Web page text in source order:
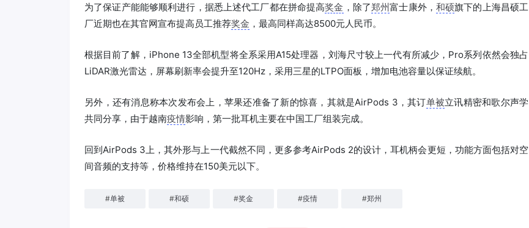
为了保证产能能够顺利进行，据悉上述代工厂都在拼命提高奖金 ，除了郑州富士康外， 和硕旗下的上海昌硕工
厂近期也在其官网宣布提高员工推荐奖金 ，最高同样高达8500元人民币。
根据目前了解，iPhone 13全部机型将全系采用A15处理器，刘海尺寸较上一代有所减少，Pro系列依然会独占
LiDAR激光雷达，屏幕刷新率会提升至120Hz，采用三星的LTPO面板，增加电池容量以保证续航。
另外，还有消息称本次发布会上，苹果还准备了新的惊喜，其就是AirPods 3，其订单被立讯精密和歌尔声学
共同分享，由于越南疫情影响，第一批耳机主要在中国工厂组装完成。
回到AirPods 3上，其外形与上一代截然不同，更多参考AirPods 2的设计，耳机柄会更短，功能方面包括对空
间音频的支持等，价格维持在150美元以下。
#单被 #和硕 #奖金 #疫情 #郑州